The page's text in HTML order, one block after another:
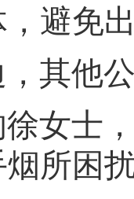
， 避免
， 其他
女士
所困